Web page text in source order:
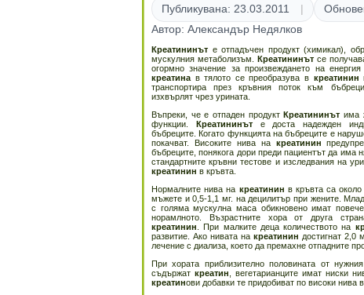
Публикувана: 23.03.2011
Автор: Александър Недялков
Креатининът еотпадъчен продукт (химикал),
мускулния метаболизъм. Креатининътсе
огормно значение за произвеждането на
креатина в тялото се преобразува в креатинин
транспортира през кръвния поток към
изхвърлят чрез урината.
Въпреки, че е отпаден продуктКреатининът има
функции. Креатининъте доста надежден
бъбреците. Когато функцията на бъбреците е
покачват. Високите нива на креатинин
бъбреците, понякога дори преди пациентът да има
стандартните кръвни тестове и изследвания на
креатинин в кръвта.
Нормалните нива на креатинин в кръвта са
мъжете и 0,5-1,1 мг. на децилитър при жените.
с голяма мускулна маса обикновено имат
норамлното. Възрастните хора от друга
креатинин . При малките деца количеството на
развитие. Ако нивата накреатинин достигнат 2,0
лечение с диализа, което да премахне отпадните
При хората приблизително половината от
съдържат креатин , вегетарианците имат ниски
креатинови добавки те придобиват по високи нива